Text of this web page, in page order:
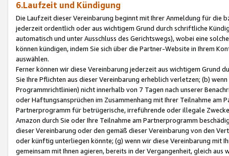
6.Laufzeit und Kündigung
Die Laufzeit dieser Vereinbarung beginnt mit Ihrer Anmeldung für die
jederzeit ordentlich oder aus wichtigem Grund durch schriftliche
automatisch und unter Ausschluss des Gerichtswegs), wobei eine
können kündigen, indem Sie sich über die Partner-Website in Ihrem
auswählen.
Ferner können wir diese Vereinbarung jederzeit aus wichtigem Grund
Sie Ihre Pflichten aus dieser Vereinbarung erheblich verletzen; (b)
Programmrichtlinien) nicht innerhalb von 7 Tagen nach unserer
oder Haftungsansprüchen im Zusammenhang mit Ihrer Teilnahme am
Partnerprogramm für betrügerische, irreführende oder illegale
Amazon durch Sie oder Ihre Teilnahme am Partnerprogramm
dieser Vereinbarung oder den gemäß dieser Vereinbarung von den
oder künftig unterliegen könnte; (g) wenn wir diese Vereinbarung mit
gemeinsam mit Ihnen agieren, bereits in der Vergangenheit, gleich